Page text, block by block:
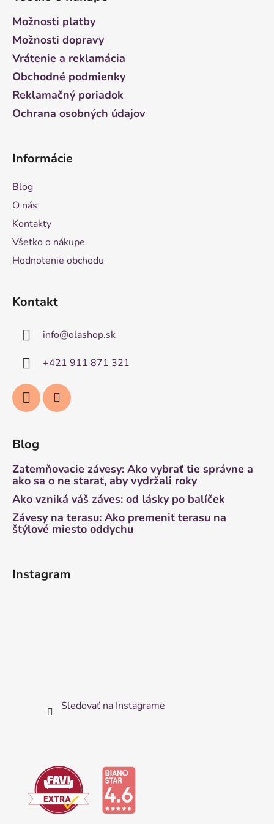
Možnosti platby
Možnosti dopravy
Vrátenie a reklamácia
Obchodné podmienky
Reklamačný poriadok
Ochrana osobných údajov
Informácie
Blog
O nás
Kontakty
Všetko o nákupe
Hodnotenie obchodu
Kontakt
info@olashop.sk
+421 911 871 321
Blog
Zatemňovacie závesy: Ako vybrať tie správne a
ako sa o ne starať, aby vydržali roky
Ako vzniká váš záves: od lásky po balíček
Závesy na terasu: Ako premeniť terasu na
štýlové miesto oddychu
Instagram
Sledovať na Instagrame